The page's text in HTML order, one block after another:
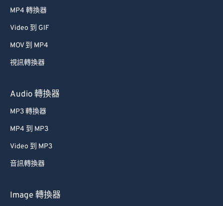
MP4 轉換器
Video 到 GIF
MOV 到 MP4
視訊轉換器
Audio 轉換器
MP3 轉換器
MP4 到 MP3
Video 到 MP3
音訊轉換器
Image 轉換器